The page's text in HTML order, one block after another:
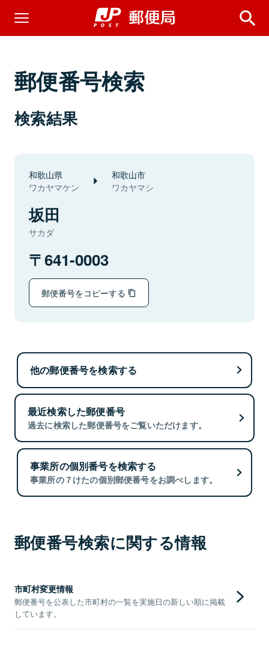
郵便番号検索
検索結果
和歌山県
ワカヤマケン
和歌山市
ワカヤマシ
坂田
サカダ
641-0003
郵便番号をコピーする
他の郵便番号を検索する
最近検索した郵便番号
過去に検索した郵便番号をご覧いただけます。
事業所の個別番号を検索する
事業所の７けたの個別郵便番号をお調べします。
郵便番号検索に関する情報
市町村変更情報
郵便番号を公表した市町村の一覧を実施日の新しい順に掲載
しています。